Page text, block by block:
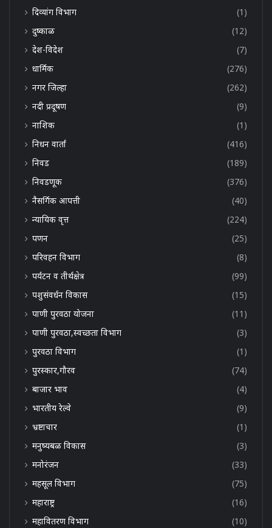
दिव्यांग विभाग
(1)
दुष्काळ
(12)
देश-विदेश
(7)
धार्मिक
(276)
नगर जिल्हा
(262)
नदी प्रदूषण
(9)
नाशिक
(1)
निधन वार्ता
(416)
निवड
(189)
निवडणूक
(376)
नैसर्गिक आपत्ती
(40)
न्यायिक वृत्त
(224)
पणन
(25)
परिवहन विभाग
(8)
पर्यटन व तीर्थक्षेत्र
(99)
पशुसंवर्धन विकास
(15)
पाणी पुरवठा योजना
(11)
पाणी पुरवठा,स्वच्छता विभाग
(3)
पुरवठा विभाग
(1)
पुरस्कार,गौरव
(74)
बाजार भाव
(4)
भारतीय रेल्वे
(9)
भ्रष्टाचार
(1)
मनुष्यबळ विकास
(3)
मनोरंजन
(33)
महसूल विभाग
(75)
महाराष्ट्र
(16)
महावितरण विभाग
(10)